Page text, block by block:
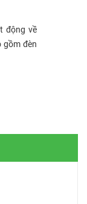
động về
gồm đèn